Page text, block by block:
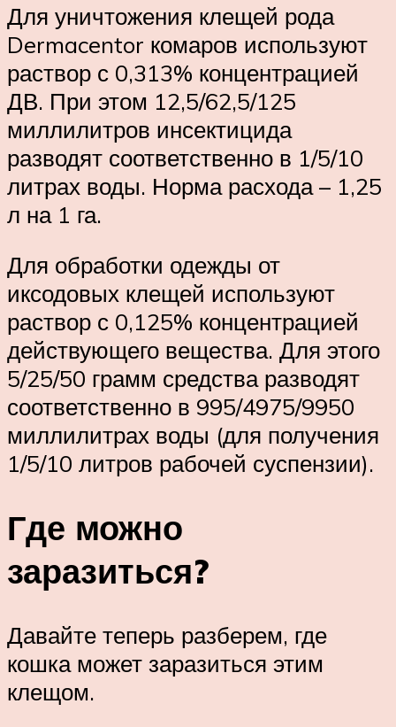
Для уничтожения клещей рода
Dermacentor комаров используют
раствор с 0,313% концентрацией
ДВ. При этом 12,5/62,5/125
миллилитров инсектицида
разводят соответственно в 1/5/10
литрах воды. Норма расхода – 1,25
л на 1 га.
Для обработки одежды от
иксодовых клещей используют
раствор с 0,125% концентрацией
действующего вещества. Для этого
5/25/50 грамм средства разводят
соответственно в 995/4975/9950
миллилитрах воды (для получения
1/5/10 литров рабочей суспензии).
Где можно
заразиться?
Давайте теперь разберем, где
кошка может заразиться этим
клещом.